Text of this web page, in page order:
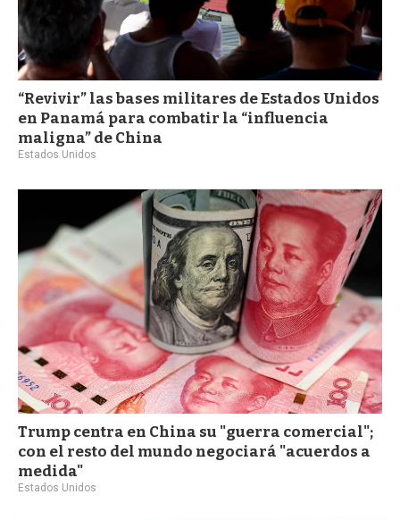
“Revivir” las bases militares de Estados Unidos
en Panamá para combatir la “influencia
maligna” de China
Estados Unidos
Trump centra en China su "guerra comercial";
con el resto del mundo negociará "acuerdos a
medida"
Estados Unidos